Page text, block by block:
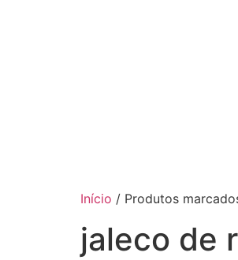
Início / Produtos
jaleco de